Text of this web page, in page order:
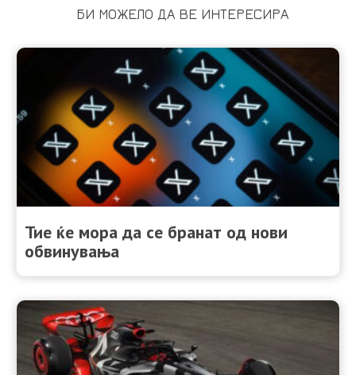
БИ МОЖЕЛО ДА ВЕ ИНТЕРЕСИРА
Тие ќе мора да се бранат од нови
обвинувања